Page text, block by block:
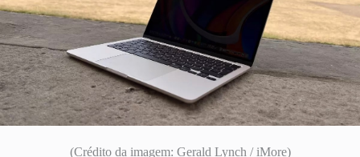
(Crédito da imagem: Gerald Lynch / iMore)